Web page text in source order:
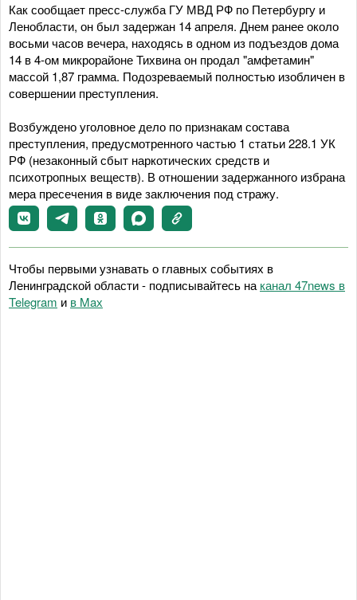
Как сообщает пресс-служба ГУ МВД РФ по Петербургу и
Ленобласти, он был задержан 14 апреля. Днем ранее около
восьми часов вечера, находясь в одном из подъездов дома
14 в 4-ом микрорайоне Тихвина он продал "амфетамин"
массой 1,87 грамма. Подозреваемый полностью изобличен в
совершении преступления.
Возбуждено уголовное дело по признакам состава
преступления, предусмотренного частью 1 статьи 228.1 УК
РФ (незаконный сбыт наркотических средств и
психотропных веществ). В отношении задержанного избрана
мера пресечения в виде заключения под стражу.
Чтобы первыми узнавать о главных событиях в
Ленинградской области - подписывайтесь на канал 47news в
Telegram и в Maх